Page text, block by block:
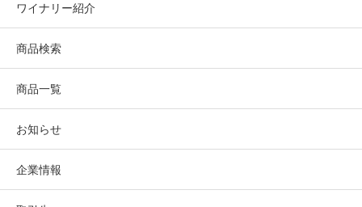
テイスティング・コメント
メルロらしいまろやかで果実味豊かな味わいに加え、格上
のしなやかな口当たりと凝縮感が良く現れている.
香りにはブラックチェリー、赤系ベリーの鮮やかな香りに
満ちている.
ナパ・ヴァレーさを追求。ナパの最高評
ワイナリー紹介
商品検索
商品一覧
お知らせ
企業情報